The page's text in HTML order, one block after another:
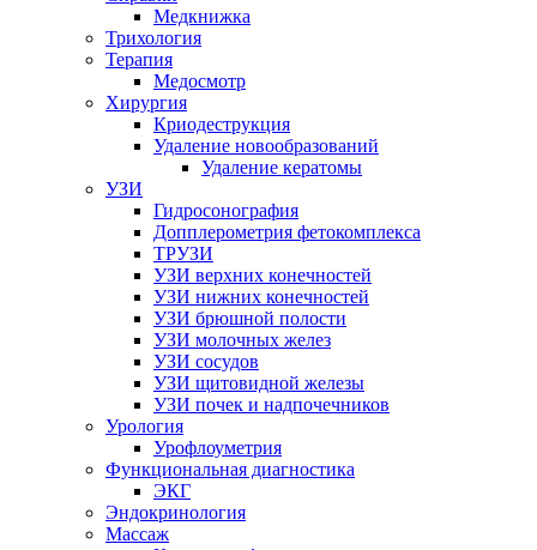
Медкнижка
Трихология
Терапия
Медосмотр
Хирургия
Криодеструкция
Удаление новообразований
Удаление кератомы
УЗИ
Гидросонография
Допплерометрия фетокомплекса
ТРУЗИ
УЗИ верхних конечностей
УЗИ нижних конечностей
УЗИ брюшной полости
УЗИ молочных желез
УЗИ сосудов
УЗИ щитовидной железы
УЗИ почек и надпочечников
Урология
Урофлоуметрия
Функциональная диагностика
ЭКГ
Эндокринология
Массаж